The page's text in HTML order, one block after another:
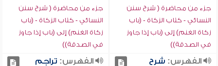
جزء من محاضرة ( شرح سنن
النسائي - كتاب الزكاة - (باب
زكاة الغنم) إلى (باب إذا جاوز
في الصدقة))
جزء من محاضرة ( شرح سنن
النسائي - كتاب الزكاة - (باب
زكاة الغنم) إلى (باب إذا جاوز
في الصدقة))
الفهرس: شرح
الفهرس: تراجم